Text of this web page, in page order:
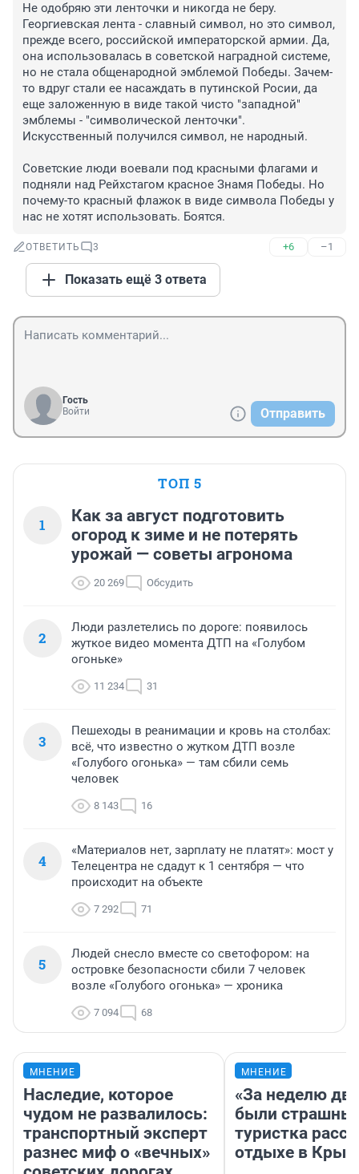
Не одобряю эти ленточки и никогда не беру.
Георгиевская лента - славный символ, но это символ,
прежде всего, российской императорской армии. Да,
она использовалась в советской наградной системе,
но не стала общенародной эмблемой Победы. Зачем-
то вдруг стали ее насаждать в путинской Росии, да
еще заложенную в виде такой чисто "западной"
эмблемы - "символической ленточки".
Искусственный получился символ, не народный.
Советские люди воевали под красными флагами и
подняли над Рейхстагом красное Знамя Победы. Но
почему-то красный флажок в виде символа Победы у
нас не хотят использовать. Боятся.
ОТВЕТИТЬ 3 +6 –1
Показать ещё 3 ответа
Гость
Войти
Отправить
ТОП 5
1
Как за август подготовить
огород к зиме и не потерять
урожай — советы агронома
20 269 Обсудить
2
Люди разлетелись по дороге: появилось
жуткое видео момента ДТП на «Голубом
огоньке»
11 234 31
3
Пешеходы в реанимации и кровь на столбах:
всё, что известно о жутком ДТП возле
«Голубого огонька» — там сбили семь
человек
8 143 16
4
«Материалов нет, зарплату не платят»: мост у
Телецентра не сдадут к 1 сентября — что
происходит на объекте
7 292 71
5
Людей снесло вместе со светофором: на
островке безопасности сбили 7 человек
возле «Голубого огонька» — хроника
7 094 68
МНЕНИЕ
Наследие, которое
чудом не развалилось:
транспортный эксперт
разнес миф о «вечных»
МНЕНИЕ
«За неделю
были
туристка
отдыхе в